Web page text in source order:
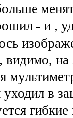
- и ,
на
уходил в